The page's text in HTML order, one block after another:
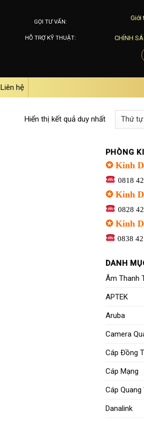
GỌI TƯ VẤN:
HỖ TRỢ KỸ THUẬT:
Giới
CHÍNH
Liên hệ
Hiển thị kết quả duy nhất
PHÒNG
✪ Kinh
0818
✪ Kinh
0828
✪ Kinh
0838
DANH
Âm Thanh
APTEK
Aruba
Camera
Cáp Đồng
Cáp Mạng
Cáp Quang
Danalink